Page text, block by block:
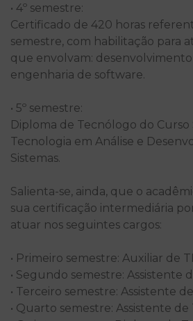
• 4º semestre:
Certificado de 420 horas
semestre, com habilitação para
que envolvam:
engenharia de software.
• 5º semestre:
Diploma de Tecnólogo do
Tecnologia em Análise e
Sistemas.
Salienta-se, ainda, que o
sua certificação intermediária
atuar nos seguintes cargos:
• Primeiro semestre: Auxiliar de TI
• Segundo semestre: Assistente
• Terceiro semestre: Assistente
• Quarto semestre: Assistente de